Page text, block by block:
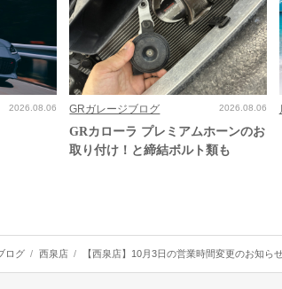
2026.08.06 GRガレージブログ 2026.08.06
GRカローラ プレミアムホーンのお
取り付け！と締結ボルト類も
ログ 西泉店 【西泉店】10月3日の営業時間変更のお知ら